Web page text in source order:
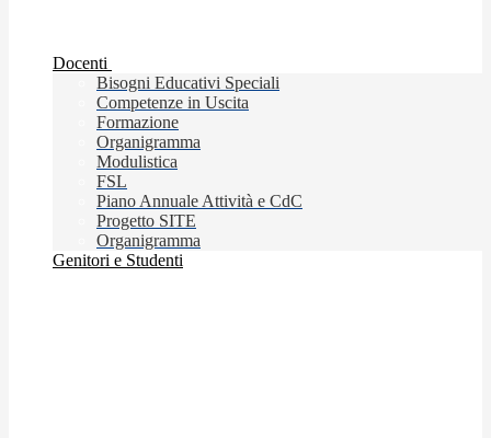
Docenti
Bisogni Educativi Speciali
Competenze in Uscita
Formazione
Organigramma
Modulistica
FSL
Piano Annuale Attività e CdC
Progetto SITE
Organigramma
Genitori e Studenti